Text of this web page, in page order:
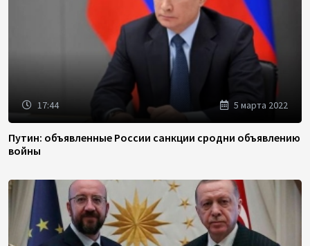
17:44 5 марта 2022
Путин: объявленные России санкции сродни объявлению
войны